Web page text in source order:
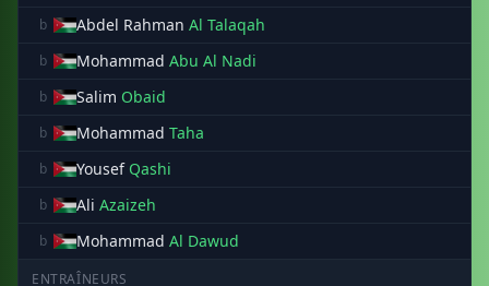
b
Abdel Rahman Al Talaqah
b Mohammad Abu Al Nadi
b Salim Obaid
b Mohammad Taha
b Yousef Qashi
b Ali Azaizeh
b Mohammad Al Dawud
ENTRAÎNEURS